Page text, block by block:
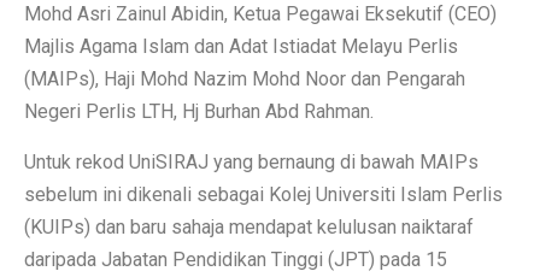
Mohd Asri Zainul Abidin, Ketua Pegawai Eksekutif (CEO)
Majlis Agama Islam dan Adat Istiadat Melayu Perlis
(MAIPs), Haji Mohd Nazim Mohd Noor dan Pengarah
Negeri Perlis LTH, Hj Burhan Abd Rahman.
Untuk rekod UniSIRAJ yang bernaung di bawah MAIPs
sebelum ini dikenali sebagai Kolej Universiti Islam Perlis
(KUIPs) dan baru sahaja mendapat kelulusan naiktaraf
daripada Jabatan Pendidikan Tinggi (JPT) pada 15